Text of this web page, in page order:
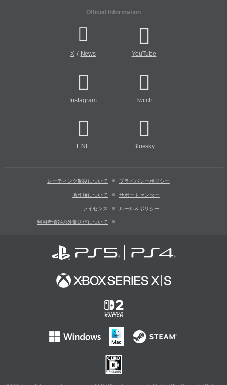
Official Information
X/ News YouTube
Instagram Twitch
LINE Bluesky
レーティング制度について プライバシーポリシー
著作権について サポートセンター
ライセンス ルール＆ポリシー
利用者情報の外部送信について